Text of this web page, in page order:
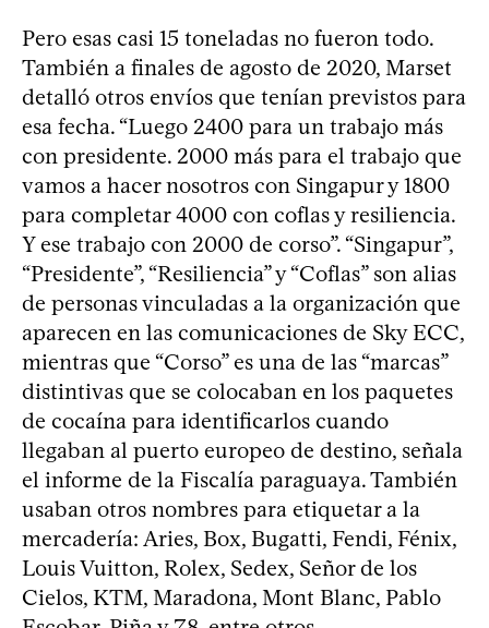
Pero esas casi 15 toneladas no fueron todo.
También a finales de agosto de 2020, Marset
detalló otros envíos que tenían previstos para
esa fecha. “Luego 2400 para un trabajo más
con presidente. 2000 más para el trabajo que
vamos a hacer nosotros con Singapur y 1800
para completar 4000 con coflas y resiliencia.
Y ese trabajo con 2000 de corso”. “Singapur”,
“Presidente”, “Resiliencia” y “Coflas” son alias
de personas vinculadas a la organización que
aparecen en las comunicaciones de Sky ECC,
mientras que “Corso” es una de las “marcas”
distintivas que se colocaban en los paquetes
de cocaína para identificarlos cuando
llegaban al puerto europeo de destino, señala
el informe de la Fiscalía paraguaya. También
usaban otros nombres para etiquetar a la
mercadería: Aries, Box, Bugatti, Fendi, Fénix,
Louis Vuitton, Rolex, Sedex, Señor de los
Cielos, KTM, Maradona, Mont Blanc, Pablo